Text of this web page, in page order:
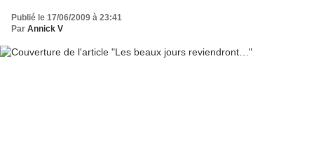
Publié le 17/06/2009 à 23:41
Par Annick V